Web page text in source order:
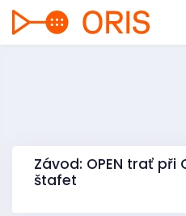
Závod: OPEN trať při
štafet